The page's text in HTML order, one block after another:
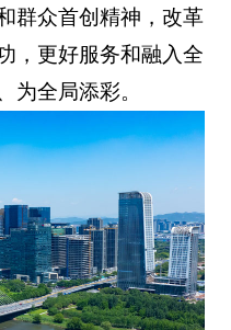
群众首创精神，改革
，更好服务和融入全
为全局添彩。